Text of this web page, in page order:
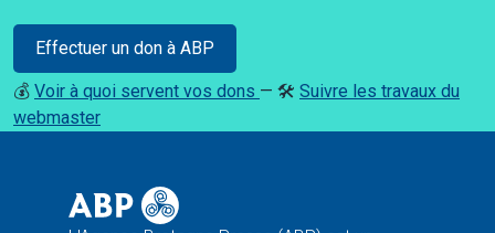
Effectuer un don à ABP
💰 Voir à quoi servent vos dons — 🛠️ Suivre les travaux du
webmaster